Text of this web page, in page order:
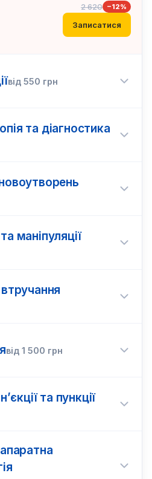
2 620 −12%
Записатися
від 550 грн
та діагностика
маніпуляції
від 1 500 грн
та пункції